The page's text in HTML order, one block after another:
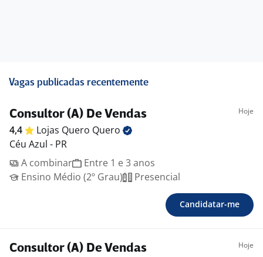
Vagas publicadas recentemente
Consultor (A) De Vendas Hoje
4,4 Lojas Quero Quero
Céu Azul - PR
A combinar
Entre 1 e 3 anos
Ensino Médio (2º Grau)
Presencial
Candidatar-me
Consultor (A) De Vendas Hoje